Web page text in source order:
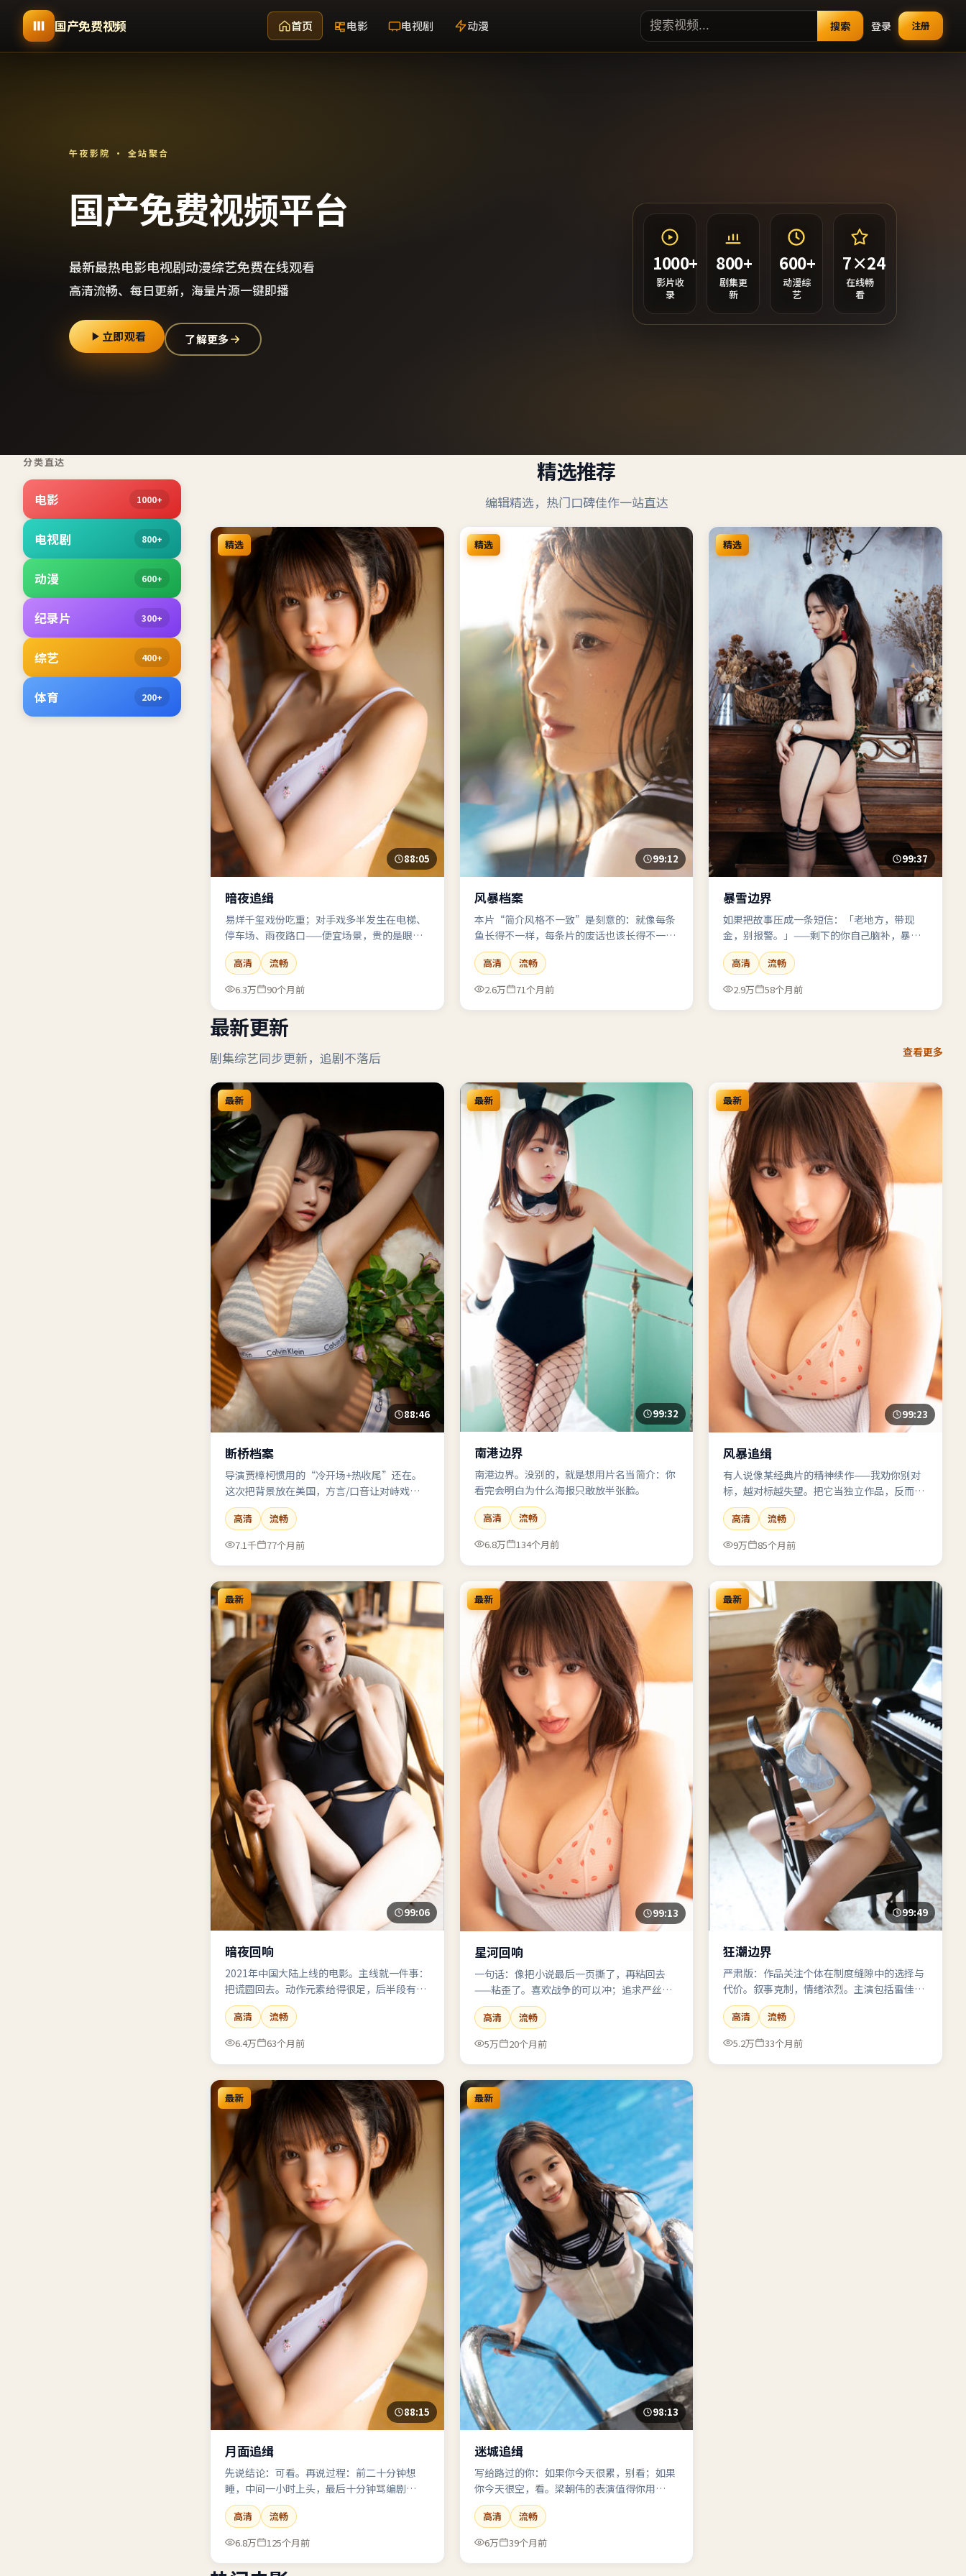
国产免费视频 首页 电影 电视剧 动漫 搜索 登录 注册
午夜影院 · 全站聚合
国产免费视频平台
最新最热电影电视剧动漫综艺免费在线观看
高清流畅、每日更新，海量片源一键即播
立即观看 了解更多
1000+
影片收
录
800+
剧集更
新
600+
动漫综
艺
7×24
在线畅
看
分类直达
电影 1000+
电视剧 800+
动漫 600+
纪录片 300+
综艺 400+
体育 200+
精选推荐
编辑精选，热门口碑佳作一站直达
精选
88:05
暗夜追缉
易烊千玺戏份吃重；对手戏多半发生在电梯、
停车场、雨夜路口——便宜场景，贵的是眼
神。
高清
流畅
6.3万
90个月前
精选
99:12
风暴档案
本片“简介风格不一致”是刻意的：就像每条
鱼长得不一样，每条片的废话也该长得不一
样。这条轮到：风暴档案，犯罪，祝观影愉
快。
高清
流畅
2.6万
71个月前
精选
99:37
暴雪边界
如果把故事压成一条短信：「老地方，带现
金，别报警。」——剩下的你自己脑补，暴雪
边界负责把它拍出来。
高清
流畅
2.9万
58个月前
最新更新
剧集综艺同步更新，追剧不落后 查看更多
最新
88:46
断桥档案
导演贾樟柯惯用的“冷开场+热收尾”还在。
这次把背景放在美国，方言/口音让对峙戏更
刺。
高清
流畅
7.1千
77个月前
最新
99:32
南港边界
南港边界。没别的，就是想用片名当简介：你
看完会明白为什么海报只敢放半张脸。
高清
流畅
6.8万
134个月前
最新
99:23
风暴追缉
有人说像某经典片的精神续作——我劝你别对
标，越对标越失望。把它当独立作品，反而能
捡到惊喜。
高清
流畅
9万
85个月前
最新
99:06
暗夜回响
2021年中国大陆上线的电影。主线就一件事：
把谎圆回去。动作元素给得很足，后半段有点
狠。
高清
流畅
6.4万
63个月前
最新
99:13
星河回响
一句话：像把小说最后一页撕了，再粘回去
——粘歪了。喜欢战争的可以冲；追求严丝合
缝逻辑的，自备降压药。
高清
流畅
5万
20个月前
最新
99:49
狂潮边界
严肃版：作品关注个体在制度缝隙中的选择与
代价。叙事克制，情绪浓烈。主演包括雷佳
音、易烊千玺、刘亦菲。
高清
流畅
5.2万
33个月前
最新
88:15
月面追缉
先说结论：可看。再说过程：前二十分钟想
睡，中间一小时上头，最后十分钟骂编剧——
然后又想二刷。类型：动作。
高清
流畅
6.8万
125个月前
最新
98:13
迷城追缉
写给路过的你：如果你今天很累，别看；如果
你今天很空，看。梁朝伟的表演值得你用
“空”去换。
高清
流畅
6万
39个月前